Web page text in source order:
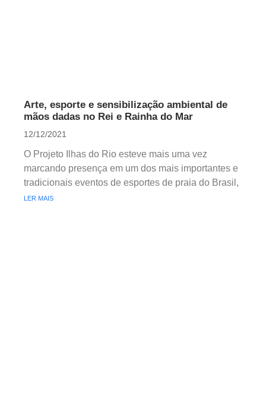
Arte, esporte e sensibilização ambiental de
mãos dadas no Rei e Rainha do Mar
12/12/2021
O Projeto Ilhas do Rio esteve mais uma vez
marcando presença em um dos mais importantes e
tradicionais eventos de esportes de praia do Brasil,
LER MAIS